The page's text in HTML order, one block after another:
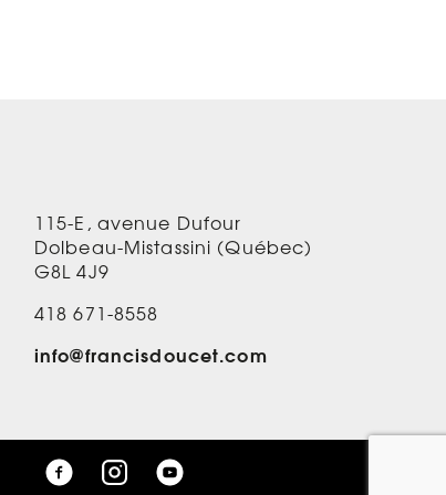
115-E, avenue Dufour
Dolbeau-Mistassini (Québec)
G8L 4J9
418 671-8558
info@francisdoucet.com